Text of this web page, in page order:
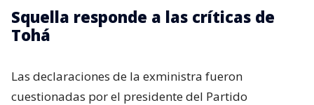
Squella responde a las críticas de
Tohá
Las declaraciones de la exministra fueron
cuestionadas por el presidente del Partido